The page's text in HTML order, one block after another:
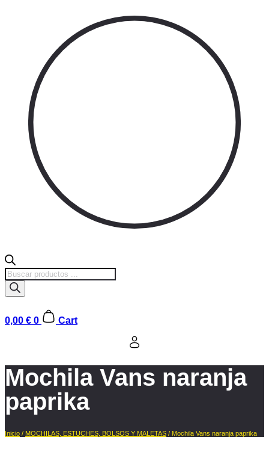
Búsqueda
de
productos
0,00 € 0 Cart
Mochila Vans naranja
paprika
Inicio / MOCHILAS, ESTUCHES, BOLSOS Y MALETAS / Mochila Vans naranja paprika